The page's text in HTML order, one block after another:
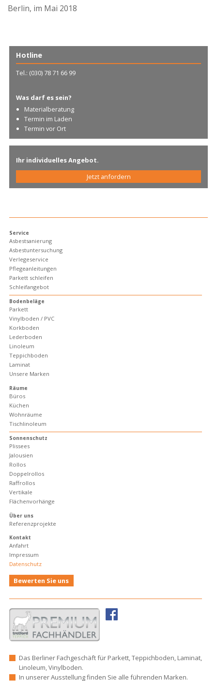
Berlin, im Mai 2018
Hotline
Tel.: (030) 78 71 66 99
Was darf es sein?
Materialberatung
Termin im Laden
Termin vor Ort
Ihr individuelles Angebot.
Jetzt anfordern
Service
Asbestsanierung
Asbestuntersuchung
Verlegeservice
Pflegeanleitungen
Parkett schleifen
Schleifangebot
Bodenbeläge
Parkett
Vinylboden / PVC
Korkboden
Lederboden
Linoleum
Teppichboden
Laminat
Unsere Marken
Räume
Büros
Küchen
Wohnräume
Tischlinoleum
Sonnenschutz
Plissees
Jalousien
Rollos
Doppelrollos
Raffrollos
Vertikale
Flächenvorhänge
Über uns
Referenzprojekte
Kontakt
Anfahrt
Impressum
Datenschutz
Bewerten Sie uns
Das Berliner Fachgeschäft für Parkett, Teppichboden, Laminat,
Linoleum, Vinylboden.
In unserer Ausstellung finden Sie alle führenden Marken.